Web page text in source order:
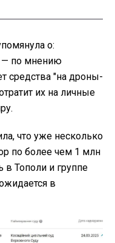
о:
— по мнению
средства "на дроны-
их на личные
что уже несколько
по более чем 1 млн
в Тополи и группе
в